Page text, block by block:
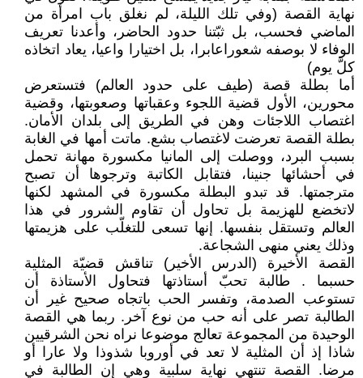
نهاية القصة (وفي تلك الليلة، لم نغلق باب امرأة من
الماضي فحسب، بل ثبّتنا حدود الحاضر، وأعدنا تعريف
الوفاء لا بوصفه شعوراعابرا، بل اختيارا واعيا، يعاد اتخاذه
كلَّ يوم)
أما بطلة قصة (طيف على حدود العالم) فتستعرض
محورين، الأول قضية اللجوء وعقباتها وصعوبتها، وقضية
اغتصاب اللاجئات وهن في الطريق إلى بلدان الأمان.
بطلة القصة تعرضت لاغتصاب بشع. ماتت أمها في الغابة
بسبب البرد، ووصلت إلى المانيا مكسورة مهانة تحمل
في أحشائها جنينا، فتقابل الكاتبة وترجوها أن تصبح
مترجمتها. قد تبدو البطلة مكسورة في المشهد لكنها
لاتخضع للهزيمة بل تحاول أن تقاوم الشرور في هذا
العالم وتستقل بنفسها. إنها تسعى للتغلّب على هزيمتها
وذلك يعني منهى الشجاعة.
القصة الأخيرة (الدرس الأخير) تناقش قضيّة المثلية
حسبما . طالبة تحبّ أستاذتها فتحاول الأستاذة أن
تستوعب الصدمة، وتفسر الحب باتجاه صحيح غير أن
الطالبة تصر على أنه حب من نوع آخر. ربما هي القصة
الوحيدة من المجموعة تعالج موضوعا نراه نحن الشرقيين
شاذا إذ أن المثلية لا تعد في أوروبا شذوذا ولا عارا أو
مرضا. القصة تنتهي نهاية سلبية وهي إن الطالبة في